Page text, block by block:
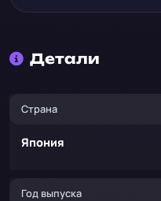
Детали
Страна
Япония
Год выпуска